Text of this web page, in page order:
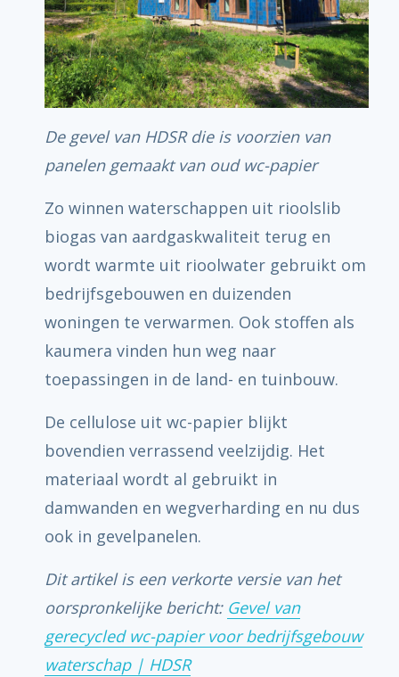
De gevel van HDSR die is voorzien van
panelen gemaakt van oud wc-papier
Zo winnen waterschappen uit rioolslib
biogas van aardgaskwaliteit terug en
wordt warmte uit rioolwater gebruikt om
bedrijfsgebouwen en duizenden
woningen te verwarmen. Ook stoffen als
kaumera vinden hun weg naar
toepassingen in de land- en tuinbouw.
De cellulose uit wc-papier blijkt
bovendien verrassend veelzijdig. Het
materiaal wordt al gebruikt in
damwanden en wegverharding en nu dus
ook in gevelpanelen.
Dit artikel is een verkorte versie van het
oorspronkelijke bericht: Gevel van
gerecycled wc-papier voor bedrijfsgebouw
waterschap | HDSR